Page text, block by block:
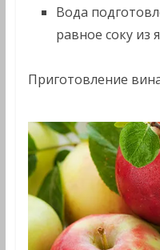
Вода
равное соку из
Приготовление